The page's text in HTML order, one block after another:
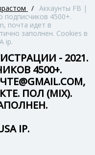
/ Аккаунты FB |
подписчиков 4500+.
почта идет в
заполнен. Сookies в
ip.
- 2021.
4500+.
ПОЛ (MIX).
IP.